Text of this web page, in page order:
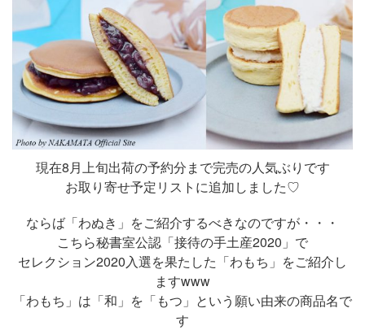
現在8月上旬出荷の予約分まで完売の人気ぶりです
お取り寄せ予定リストに追加しました♡
ならば「わぬき」をご紹介するべきなのですが・・・
こちら秘書室公認「接待の手土産2020」で
セレクション2020入選を果たした「わもち」をご紹介し
ますwww
「わもち」は「和」を「もつ」という願い由来の商品名で
す